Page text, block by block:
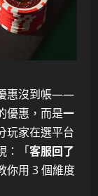
惠沒到帳——
優惠，而是一
玩家在選平台
：「客服回了
你用 3 個維度